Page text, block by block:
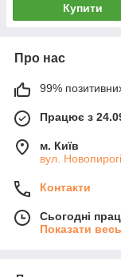
Купити
Про нас
99% позитивних
Працює з
м. Київ
вул.
Контакти
Сьогодні
Показати